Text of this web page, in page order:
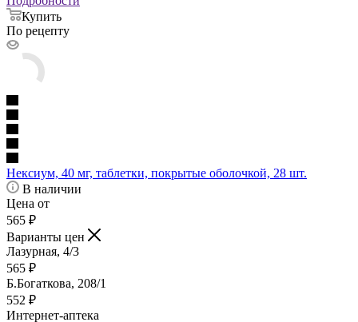
Купить
По рецепту
Нексиум, 40 мг, таблетки, покрытые оболочкой, 28 шт.
В наличии
Цена от
565 ₽
Варианты цен
Лазурная, 4/3
565 ₽
Б.Богаткова, 208/1
552 ₽
Интернет-аптека